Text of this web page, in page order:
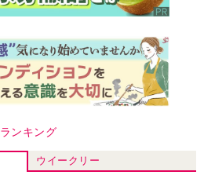
ランキング
ウイークリー